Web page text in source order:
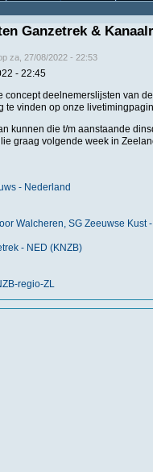
Ganzetrek &
za, 27/08/2022 - 22:53
- 22:45
concept deelnemerslijsten van
te vinden op onze
kunnen die t/m aanstaande
graag volgende week in
- Nederland
Walcheren, SG Zeeuwse Kust
- NED (KNZB)
regio-ZL